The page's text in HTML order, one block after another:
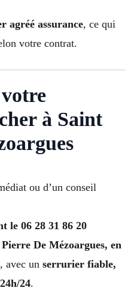
agréé assurance, ce qui
votre contrat.
à Saint
ou d’un conseil
le 06 28 31 86 20
De Mézoargues, en
, avec un serrurier fiable,
24.